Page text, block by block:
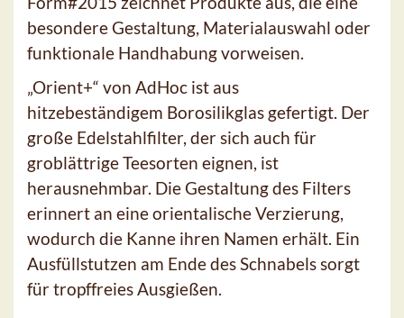
besondere Gestaltung, Materialauswahl oder
funktionale Handhabung vorweisen.
„Orient+“ von AdHoc ist aus
hitzebeständigem Borosilikglas gefertigt. Der
große Edelstahlfilter, der sich auch für
groblättrige Teesorten eignen, ist
herausnehmbar. Die Gestaltung des Filters
erinnert an eine orientalische Verzierung,
wodurch die Kanne ihren Namen erhält. Ein
Ausfüllstutzen am Ende des Schnabels sorgt
für tropffreies Ausgießen.